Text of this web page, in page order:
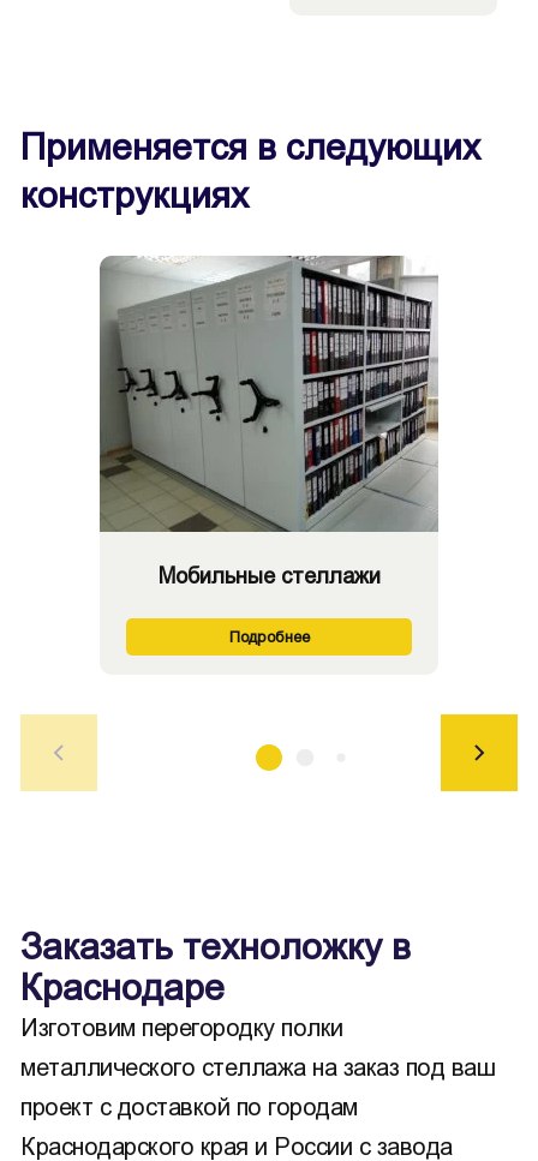
Применяется в следующих
конструкциях
Мобильные стеллажи
Подробнее
Заказать техноложку в
Краснодаре
Изготовим перегородку полки
металлического стеллажа на заказ под ваш
проект с доставкой по городам
Краснодарского края и России с завода